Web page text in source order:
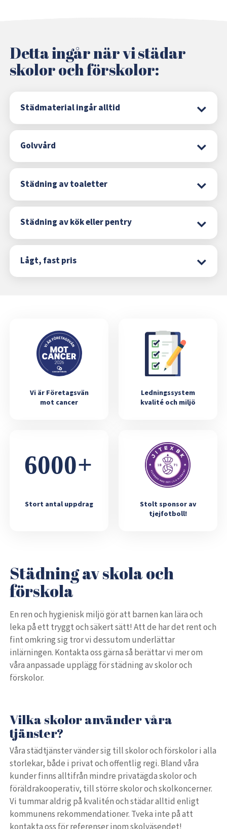
Detta ingår när vi städar
skolor och förskolor:
Städmaterial ingår alltid
Golvvård
Städning av toaletter
Städning av kök eller pentry
Lågt, fast pris
Vi är Företagsvän
mot cancer
Ledningssystem
kvalité och miljö
Stort antal uppdrag
Stolt sponsor av
tjejfotboll!
Städning av skola och
förskola
En ren och hygienisk miljö gör att barnen kan lära och
leka på ett tryggt och säkert sätt! Att de har det rent och
fint omkring sig tror vi dessutom underlättar
inlärningen. Kontakta oss gärna så berättar vi mer om
våra anpassade upplägg för städning av skolor och
förskolor.
Vilka skolor använder våra
tjänster?
Våra städtjänster vänder sig till skolor och förskolor i alla
storlekar, både i privat och offentlig regi. Bland våra
kunder finns alltifrån mindre privatägda skolor och
föräldrakooperativ, till större skolor och skolkoncerner.
Vi tummar aldrig på kvalitén och städar alltid enligt
kommunens rekommendationer. Tveka inte på att